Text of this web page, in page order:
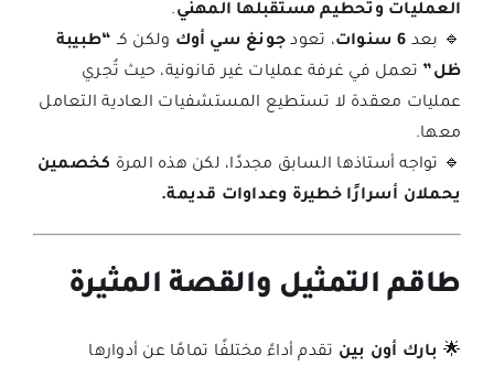
العمليات وتحطيم مستقبلها المهني.
🔹 بعد 6 سنوات ، تعود جونغ سي أوك ولكن كـ “طبيبة
ظل” تعمل في غرفة عمليات غير قانونية، حيث تُجري
عمليات معقدة لا تستطيع المستشفيات العادية التعامل
معها.
🔹 تواجه أستاذها السابق مجددًا، لكن هذه المرة كخصمين
يحملان أسرارًا خطيرة وعداوات قديمة.
طاقم التمثيل والقصة المثيرة
🌟 بارك أون بين تقدم أداءً مختلفًا تمامًا عن أدوارها